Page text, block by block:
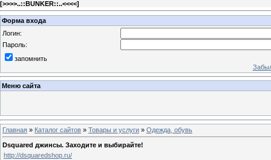
[>>>>..::BUNKER::..<<<<]
Форма входа
Логин:
Пароль:
запомнить
Меню сайта
Главная » Каталог сайтов » Товары и услуги » Одежда, обувь
Dsquared джинсы. Заходите и выбирайте!
http://dsquaredshop.ru/